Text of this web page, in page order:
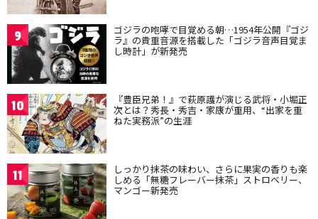
9 ゴジラの咆哮で目覚める朝…1954年公開『ゴジ
ラ』の貴重音源を搭載した「ゴジラ音声目覚ま
し時計」が新発売
10 『豊臣兄弟！』で萩原護が演じる武将・小堀正
次とは？秀長・秀吉・家康が重用、“出家を重
ねた実務派”の生涯
11 しっかり抹茶の味わい、さらに果実の香りも楽
しめる「無糖フレーバー抹茶」ストロベリー、
マンゴー新発売